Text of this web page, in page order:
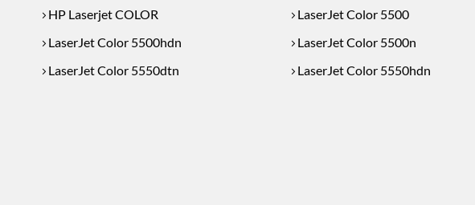
HP Laserjet COLOR LaserJet Color 5500
LaserJet Color 5500hdn
LaserJet Color 5500n
LaserJet Color 5550dtn
LaserJet Color 5550hdn